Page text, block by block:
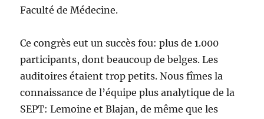
Faculté de Médecine.
Ce congrès eut un succès fou: plus de 1.000
participants, dont beaucoup de belges. Les
auditoires étaient trop petits. Nous fîmes la
connaissance de l’équipe plus analytique de la
SEPT: Lemoine et Blajan, de même que les